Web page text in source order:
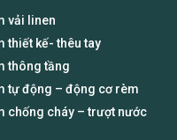
vải linen
thiết kế- thêu tay
thông tầng
tự động – động cơ rèm
chống cháy – trượt nước